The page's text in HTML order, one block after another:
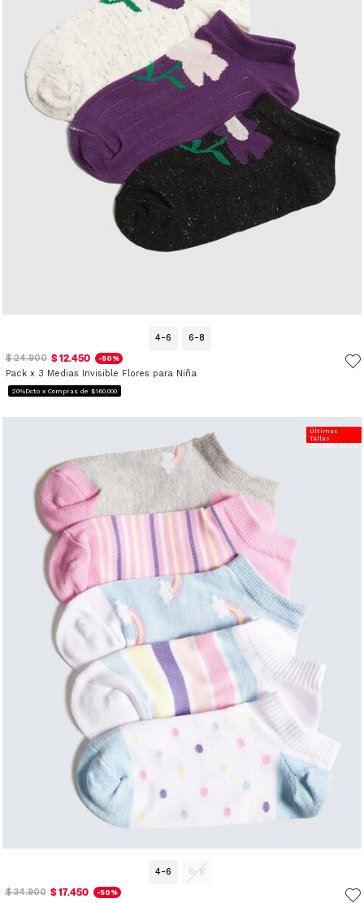
4-6
6-8
$ 24.900 $ 12.450 -50%
Pack x 3 Medias Invisible Flores para Niña
20%Dcto x Compras de $160.000
4-6 6-8
Últimas
Tallas
20%Dcto Extra
$ 34.900 $ 17.450 -50%